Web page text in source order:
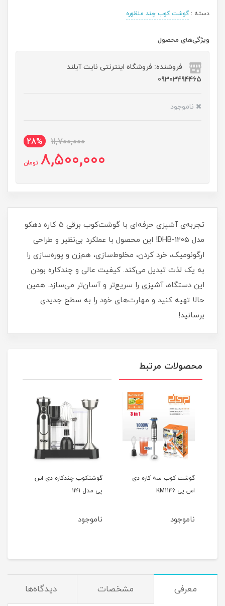
دسته :گوشت کوب چند منظوره
ویژگی‌های محصول
فروشنده: فروشگاه اینترنتی نایت آیلند
09303494465
ناموجود
11,700,000
28%
8,500,000 تومان
تجربه‌ی آشپزی حرفه‌ای با گوشت‌کوب برقی ۵ کاره دهکو
مدل DHB-1205! این محصول با عملکرد بی‌نظیر و طراحی
ارگونومیک، خرد کردن، مخلوط‌سازی، هم‌زن و پوره‌سازی را
به یک لذت تبدیل می‌کند. کیفیت عالی و چندکاره بودن
این دستگاه، آشپزی را سریع‌تر و آسان‌تر می‌سازد. همین
حالا تهیه کنید و مهارت‌های خود را به سطح جدیدی
برسانید!
محصولات مرتبط
کاره دی
گوشتکوب چندکاره دی اس
پی مدل ۱۱۴۱
معرفی مشخصات دیدگاه‌ها